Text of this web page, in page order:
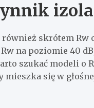
również skrótem
na poziomie 40
szukać modeli o
mieszka się w